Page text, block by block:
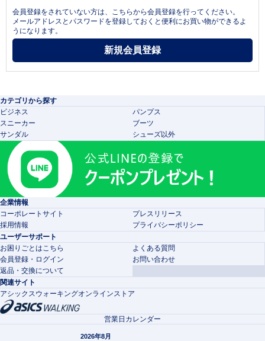
会員登録をされていない方は、こちらから会員登録を行ってください。
メールアドレスとパスワードを登録しておくと便利にお買い物ができるよ
うになります。
カテゴリから探す
ビジネス
パンプス
スニーカー
ブーツ
サンダル
シューズ以外
企業情報
コーポレートサイト
プレスリリース
採用情報
プライバシーポリシー
ユーザーサポート
お困りごとはこちら
よくある質問
会員登録・ログイン
お問い合わせ
返品・交換について
関連サイト
アシックスウォーキングオンラインストア
営業日カレンダー
2026年8月